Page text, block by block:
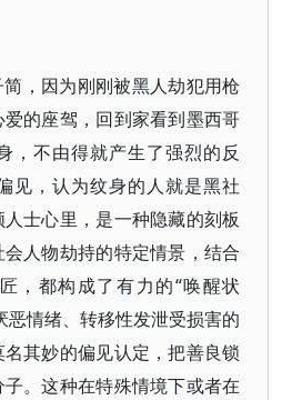
，因为刚刚被黑人劫犯用枪
的座驾，回到家看到墨西哥
，不由得就产生了强烈的反
见，认为纹身的人就是黑社
士心里，是一种隐藏的刻板
人物劫持的特定情景，结合
，都构成了有力的“唤醒状
恶情绪、转移性发泄受损害的
其妙的偏见认定，把善良锁
。这种在特殊情境下或者在